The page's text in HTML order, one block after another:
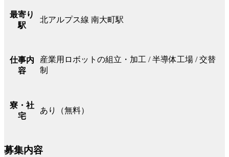
最寄り
駅
北アルプス線 南大町駅
仕事内
容
産業用ロボットの組立・加工 / 半導体工場 / 交替
制
寮・社
宅
あり（無料）
募集内容